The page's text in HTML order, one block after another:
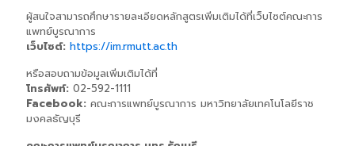
ผู้สนใจสามารถศึกษารายละเอียดหลักสูตรเพิ่มเติมได้ที่เว็บไซต์คณะการ
แพทย์บูรณาการ
เว็บไซต์: https://im.rmutt.ac.th
หรือสอบถามข้อมูลเพิ่มเติมได้ที่
โทรศัพท์: 02-592-1111
Facebook: คณะการแพทย์บูรณาการ มหาวิทยาลัยเทคโนโลยีราช
มงคลธัญบุรี